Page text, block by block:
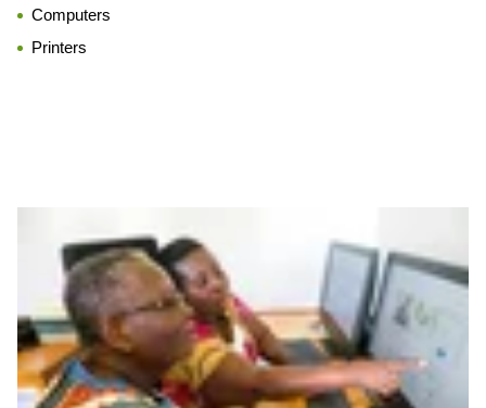
Computers
Printers